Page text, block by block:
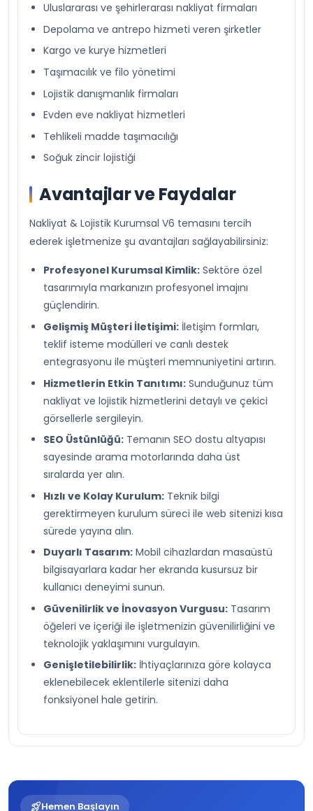
Uluslararası ve şehirlerarası nakliyat firmaları
Depolama ve antrepo hizmeti veren şirketler
Kargo ve kurye hizmetleri
Taşımacılık ve filo yönetimi
Lojistik danışmanlık firmaları
Evden eve nakliyat hizmetleri
Tehlikeli madde taşımacılığı
Soğuk zincir lojistiği
Avantajlar ve Faydalar
Nakliyat & Lojistik Kurumsal V6 temasını tercih
ederek işletmenize şu avantajları sağlayabilirsiniz:
Profesyonel Kurumsal Kimlik: Sektöre özel
tasarımıyla markanızın profesyonel imajını
güçlendirin.
Gelişmiş Müşteri İletişimi: İletişim formları,
teklif isteme modülleri ve canlı destek
entegrasyonu ile müşteri memnuniyetini artırın.
Hizmetlerin Etkin Tanıtımı: Sunduğunuz tüm
nakliyat ve lojistik hizmetlerini detaylı ve çekici
görsellerle sergileyin.
SEO Üstünlüğü: Temanın SEO dostu altyapısı
sayesinde arama motorlarında daha üst
sıralarda yer alın.
Hızlı ve Kolay Kurulum: Teknik bilgi
gerektirmeyen kurulum süreci ile web sitenizi kısa
sürede yayına alın.
Duyarlı Tasarım: Mobil cihazlardan masaüstü
bilgisayarlara kadar her ekranda kusursuz bir
kullanıcı deneyimi sunun.
Güvenilirlik ve İnovasyon Vurgusu: Tasarım
öğeleri ve içeriği ile işletmenizin güvenilirliğini ve
teknolojik yaklaşımını vurgulayın.
Genişletilebilirlik: İhtiyaçlarınıza göre kolayca
eklenebilecek eklentilerle sitenizi daha
fonksiyonel hale getirin.
rocket_launchHemen Başlayın